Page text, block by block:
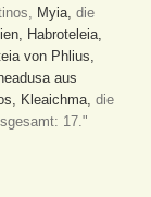
Myia, die
Habroteleia,
von Phlius,
aus
Kleaichma, die
17."